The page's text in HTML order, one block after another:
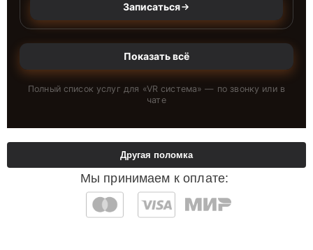
Записаться
Показать всё
Полный список услуг для «VR система» — по звонку или в
чате
Мы принимаем к оплате:
Другая поломка